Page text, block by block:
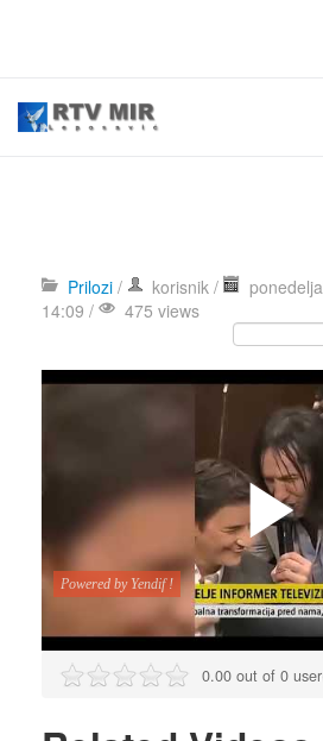
Prilozi/ korisnik /
14:09 /
475 views
0.00 out of 0